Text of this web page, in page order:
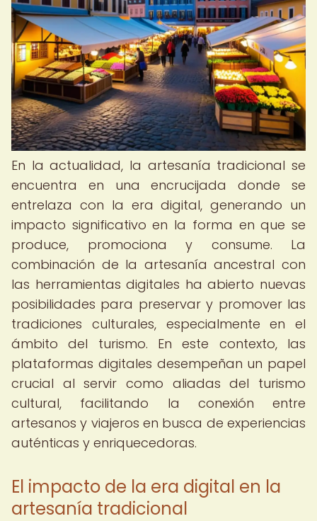
En la actualidad, la artesanía tradicional se
encuentra en una encrucijada donde se
entrelaza con la era digital, generando un
impacto significativo en la forma en que se
produce, promociona y consume. La
combinación de la artesanía ancestral con
las herramientas digitales ha abierto nuevas
posibilidades para preservar y promover las
tradiciones culturales, especialmente en el
ámbito del turismo. En este contexto, las
plataformas digitales desempeñan un papel
crucial al servir como aliadas del turismo
cultural, facilitando la conexión entre
artesanos y viajeros en busca de experiencias
auténticas y enriquecedoras.
El impacto de la era digital en la
artesanía tradicional